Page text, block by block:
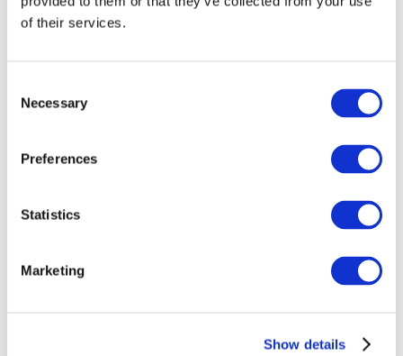
of their services.
Selection
Necessary
Preferences
Statistics
Marketing
Show details
Всі заходи
Концерти